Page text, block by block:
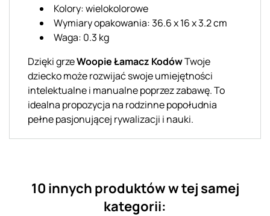
Kolory: wielokolorowe
Wymiary opakowania: 36.6 x 16 x 3.2 cm
Waga: 0.3 kg
Dzięki grzeWoopie Łamacz KodówTwoje
dziecko może rozwijać swoje umiejętności
intelektualne i manualne poprzez zabawę. To
idealna propozycja na rodzinne popołudnia
pełne pasjonującej rywalizacji i nauki.
10 innych produktów w tej samej
kategorii: